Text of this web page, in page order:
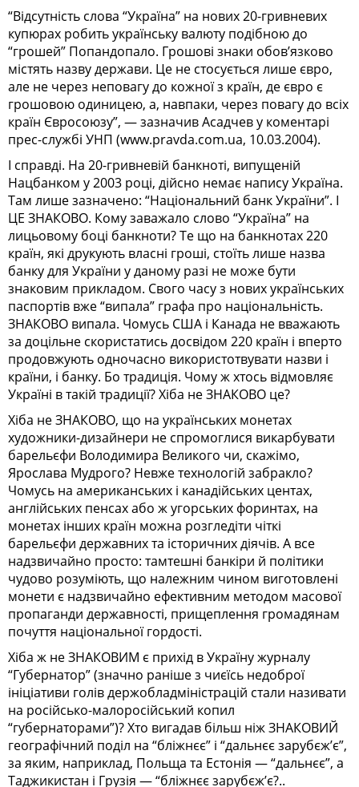
“Відсутність слова “Україна” на нових 20-гривневих
купюрах робить українську валюту подібною до
“грошей” Попандопало. Грошові знаки обов’язково
містять назву держави. Це не стосується лише євро,
але не через неповагу до кожної з країн, де євро є
грошовою одиницею, а, навпаки, через повагу до всіх
країн Євросоюзу”, — зазначив Асадчев у коментарі
прес-службі УНП (www.pravda.com.ua, 10.03.2004).
І справді. На 20-гривневій банкноті, випущеній
Нацбанком у 2003 році, дійсно немає напису Україна.
Там лише зазначено: “Національний банк України”. І
ЦЕ ЗНАКОВО. Кому заважало слово “Україна” на
лицьовому боці банкноти? Те що на банкнотах 220
країн, які друкують власні гроші, стоїть лише назва
банку для України у даному разі не може бути
знаковим прикладом. Свого часу з нових українських
паспортів вже “випала” графа про національність.
ЗНАКОВО випала. Чомусь США і Канада не вважають
за доцільне скористатись досвідом 220 країн і вперто
продовжують одночасно використотвувати назви і
країни, і банку. Бо традиція. Чому ж хтось відмовляє
Україні в такій традиції? Хіба не ЗНАКОВО це?
Хіба не ЗНАКОВО, що на українських монетах
художники-дизайнери не спромоглися викарбувати
барельєфи Володимира Великого чи, скажімо,
Ярослава Мудрого? Невже технологій забракло?
Чомусь на американських і канадійських центах,
англійських пенсах або ж угорських форинтах, на
монетах інших країн можна розгледіти чіткі
барельєфи державних та історичних діячів. А все
надзвичайно просто: тамтешні банкіри й політики
чудово розуміють, що належним чином виготовлені
монети є надзвичайно ефективним методом масової
пропаганди державності, прищеплення громадянам
почуття національної гордості.
Хіба ж не ЗНАКОВИМ є прихід в Україну журналу
“Губернатор” (значно раніше з чиєїсь недоброї
ініціативи голів держобладміністрацій стали називати
на російсько-малоросійський копил
“губернаторами”)? Хто вигадав більш ніж ЗНАКОВИЙ
географічний поділ на “бліжнєє” і “дальнєє зарубєж’є”,
за яким, наприклад, Польща та Естонія — “дальнєє”, а
Таджикистан і Грузія — “бліжнєє зарубєж’є?..